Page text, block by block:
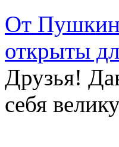
От
открыты
Друзья!
себя